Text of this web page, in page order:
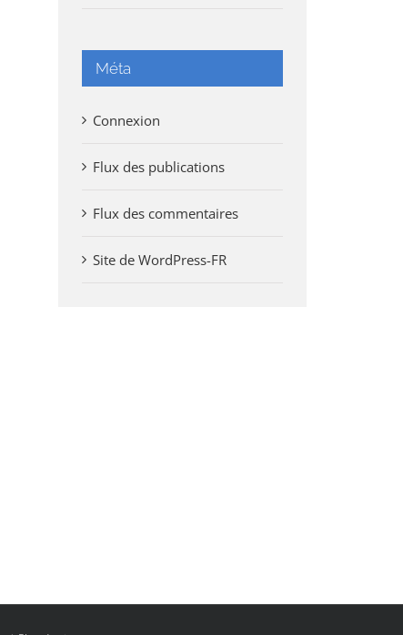
Méta
Connexion
Flux des publications
Flux des commentaires
Site de WordPress-FR